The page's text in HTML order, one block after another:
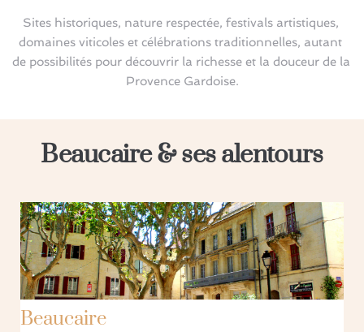
Sites historiques, nature respectée, festivals artistiques,
domaines viticoles et célébrations traditionnelles, autant
de possibilités pour découvrir la richesse et la douceur de la
Provence Gardoise.
Beaucaire & ses alentours
Beaucaire